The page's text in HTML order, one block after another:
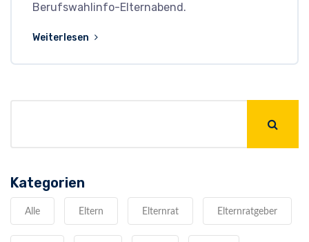
Berufswahlinfo-Elternabend.
Weiterlesen
Kategorien
Alle Eltern Elternrat Elternratgeber